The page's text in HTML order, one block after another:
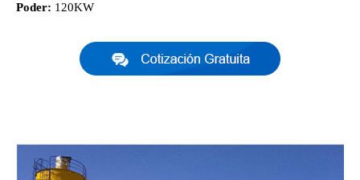
Poder: 120KW